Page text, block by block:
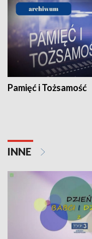
Pamięć i Tożsamość
INNE